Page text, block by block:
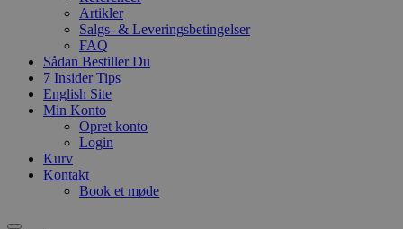
Artikler
Salgs- & Leveringsbetingelser
FAQ
Sådan Bestiller Du
7 Insider Tips
English Site
Min Konto
Opret konto
Login
Kurv
Kontakt
Book et møde